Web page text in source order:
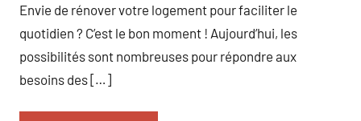
Envie de rénover votre logement pour faciliter le
quotidien ? C’est le bon moment ! Aujourd’hui, les
possibilités sont nombreuses pour répondre aux
besoins des […]